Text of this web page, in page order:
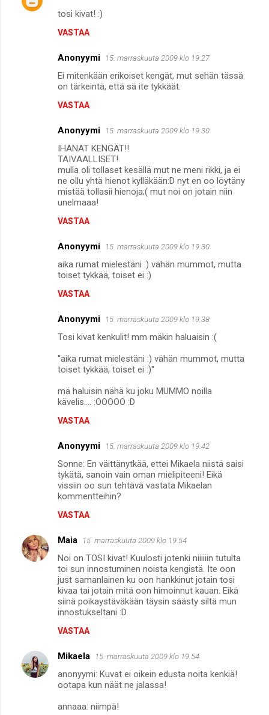
tosi kivat! :)
VASTAA
Anonyymi 15. marraskuuta 2009 klo 19.27
Ei mitenkään erikoiset kengät, mut sehän tässä
on tärkeintä, että sä ite tykkäät.
VASTAA
Anonyymi 15. marraskuuta 2009 klo 19.30
IHANAT KENGÄT!!
TAIVAALLISET!
mulla oli tollaset kesällä mut ne meni rikki, ja ei
ne ollu yhtä hienot kylläkään:D nyt en oo löytäny
mistää tollasii hienoja;( mut noi on jotain niin
unelmaaa!
VASTAA
Anonyymi 15. marraskuuta 2009 klo 19.30
aika rumat mielestäni :) vähän mummot, mutta
toiset tykkää, toiset ei :)
VASTAA
Anonyymi 15. marraskuuta 2009 klo 19.38
Tosi kivat kenkulit! mm mäkin haluaisin :(
''aika rumat mielestäni :) vähän mummot, mutta
toiset tykkää, toiset ei :)''
mä haluisin nähä ku joku MUMMO noilla
kävelis.... :OOOOO :D
VASTAA
Anonyymi 15. marraskuuta 2009 klo 19.42
Sonne: En väittänytkää, ettei Mikaela niistä saisi
tykätä, sanoin vain oman mielipiteeni! Eikä
vissiin oo sun tehtävä vastata Mikaelan
kommentteihin?
VASTAA
Maia 15. marraskuuta 2009 klo 19.54
Noi on TOSI kivat! Kuulosti jotenki niiiiiin tutulta
toi sun innostuminen noista kengistä. Ite oon
just samanlainen ku oon hankkinut jotain tosi
kivaa tai jotain mitä oon himoinnut kauan. Eikä
siinä poikaystäväkään täysin säästy siltä mun
innostukseltani :D
VASTAA
Mikaela 15. marraskuuta 2009 klo 19.54
anonyymi: Kuvat ei oikein edusta noita kenkiä!
ootapa kun näät ne jalassa!
annaaa: niimpä!